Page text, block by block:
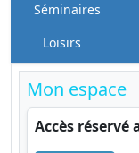
Séminaires
Loisirs
Mon espace
Accès